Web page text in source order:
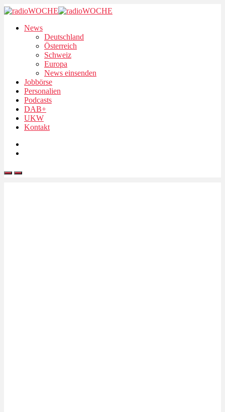
News
Deutschland
Österreich
Schweiz
Europa
News einsenden
Jobbörse
Personalien
Podcasts
DAB+
UKW
Kontakt